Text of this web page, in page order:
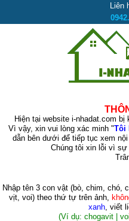
Liên
Hiện tại website i-nhadat.com bị
Vì vậy, xin vui lòng xác minh "Tôi
dẫn bên dưới để tiếp tục xem
Chúng tôi xin lỗi vì
Nhập tên 3 con vật (bò, chim, chó,
vịt, voi)theo thứ tự trên ảnh,
xanh, viết
(Ví dụ: chogavit |